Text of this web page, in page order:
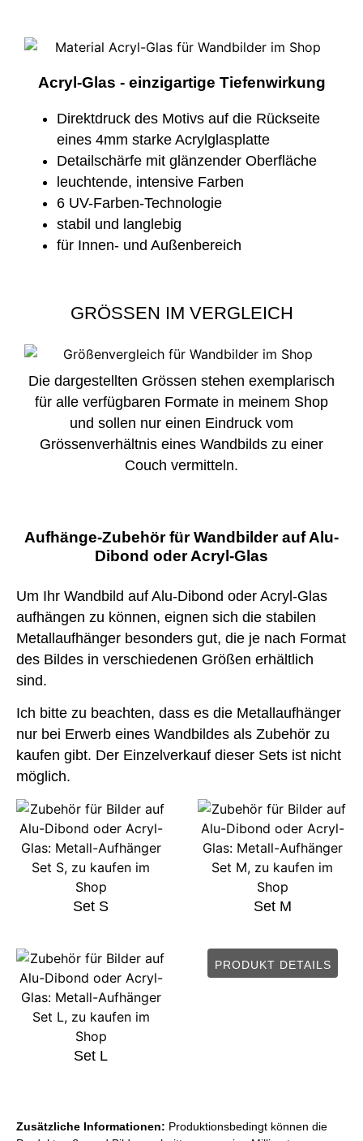
Acryl-Glas - einzigartige Tiefenwirkung
Direktdruck des Motivs auf die Rückseite
eines 4mm starke Acrylglasplatte
Detailschärfe mit glänzender Oberfläche
leuchtende, intensive Farben
6 UV-Farben-Technologie
stabil und langlebig
für Innen- und Außenbereich
GRÖSSEN IM VERGLEICH
Die dargestellten Grössen stehen exemplarisch
für alle verfügbaren Formate in meinem Shop
und sollen nur einen Eindruck vom
Grössenverhältnis eines Wandbilds zu einer
Couch vermitteln.
Aufhänge-Zubehör für Wandbilder auf Alu-
Dibond oder Acryl-Glas
Um Ihr Wandbild auf Alu-Dibond oder Acryl-Glas
aufhängen zu können, eignen sich die stabilen
Metallaufhänger besonders gut, die je nach Format
des Bildes in verschiedenen Größen erhältlich
sind.
Ich bitte zu beachten, dass es die Metallaufhänger
nur bei Erwerb eines Wandbildes als Zubehör zu
kaufen gibt. Der Einzelverkauf dieser Sets ist nicht
möglich.
Set S Set M
Set L
PRODUKT DETAILS
Zusätzliche Informationen: Produktionsbedingt können die